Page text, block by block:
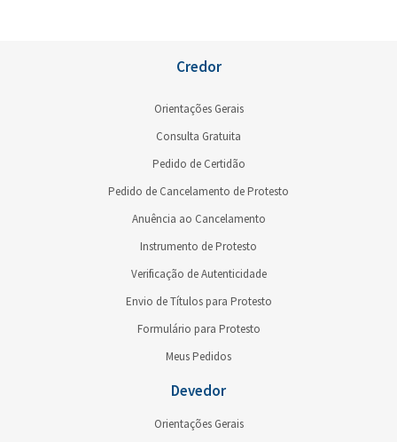
Credor
Orientações Gerais
Consulta Gratuita
Pedido de Certidão
Pedido de Cancelamento de Protesto
Anuência ao Cancelamento
Instrumento de Protesto
Verificação de Autenticidade
Envio de Títulos para Protesto
Formulário para Protesto
Meus Pedidos
Devedor
Orientações Gerais